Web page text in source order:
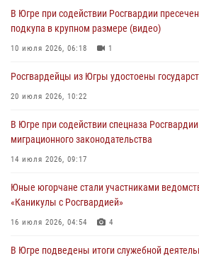
Офицеры Росгвардии и ветераны войск
память генерала армии Ивана Кирилловича
В Югре при силовой поддержке ОМОН
06 августа 2026, 09:07 2 1
Урайский отдел вневедомственной охраны
05 августа 2026, 12:01 3
В Югре при содействии Росгвардии
подкупа в крупном размере (видео)
10 июля 2026, 06:18 1
Росгвардейцы из Югры удостоены
20 июля 2026, 10:22
В Югре при содействии спецназа
миграционного законодательства
14 июля 2026, 09:17
Юные югорчане стали участниками
«Каникулы с Росгвардией»
16 июля 2026, 04:54 4
В Югре подведены итоги служебной